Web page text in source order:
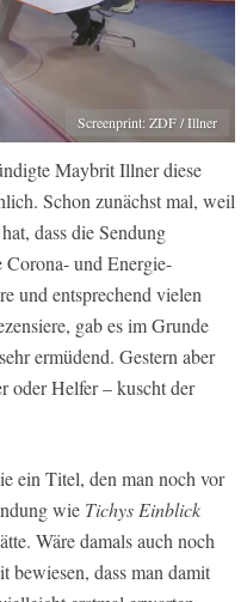
Screenprint: ZDF / Illner
Maybrit Illner diese
Schon zunächst mal, weil
dass die Sendung
und Energie-
und entsprechend vielen
gab es im Grunde
ermüdend. Gestern aber
oder Helfer – kuscht der
ein Titel, den man noch vor
wie Tichys Einblick
Wäre damals auch noch
bewiesen, dass man damit